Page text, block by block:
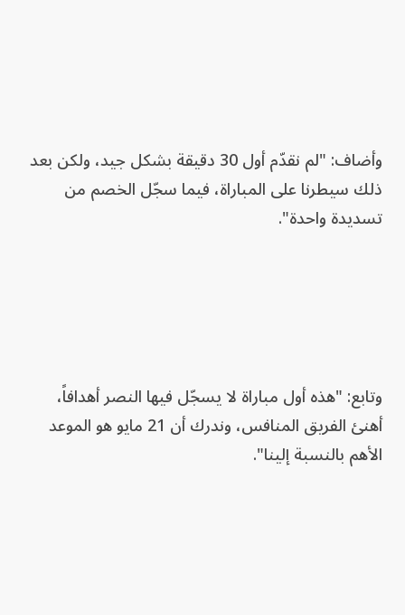
وأضاف: "لم نقدّم أول 30 دقيقة بشكل جيد، ولكن بعد
ذلك سيطرنا على المباراة، فيما سجّل الخصم من
تسديدة واحدة".
وتابع: "هذه أول مباراة لا يسجّل فيها النصر أهدافاً،
أهنئ الفريق المنافس، وندرك أن 21 مايو هو الموعد
الأهم بالنسبة إلينا".